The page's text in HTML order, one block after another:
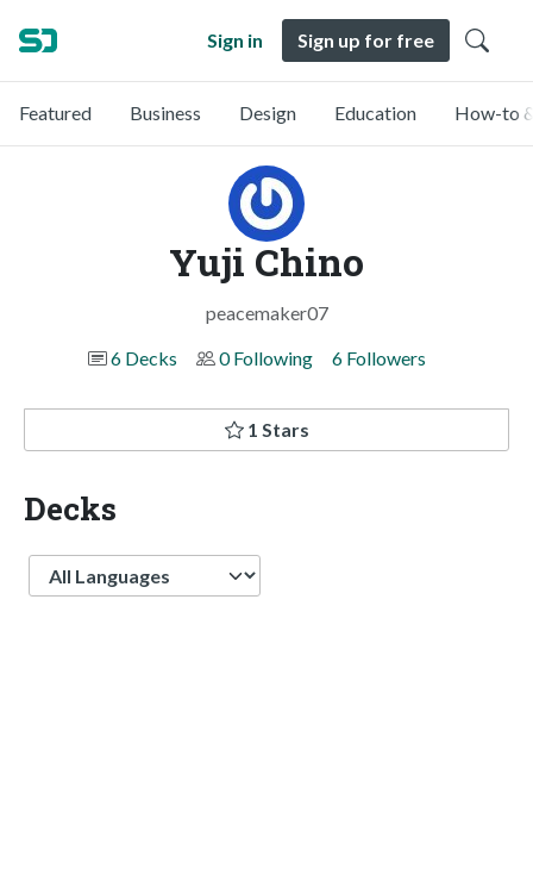
Sign in Sign up for free
Featured Business Design Education How-to
Yuji Chino
peacemaker07
6 Decks
0 Following 6 Followers
1 Stars
Decks
Language